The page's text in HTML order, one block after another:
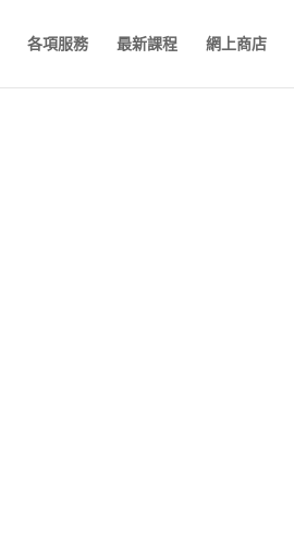
各項服務 最新課程 網上商店